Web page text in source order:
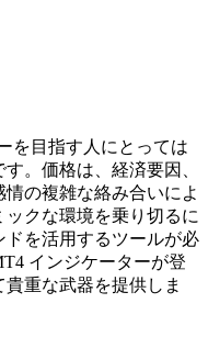
を目指す人にとっては
。価格は、経済要因、
の複雑な絡み合いによ
クな環境を乗り切るに
を活用するツールが必
インジケーターが登
重な武器を提供しま